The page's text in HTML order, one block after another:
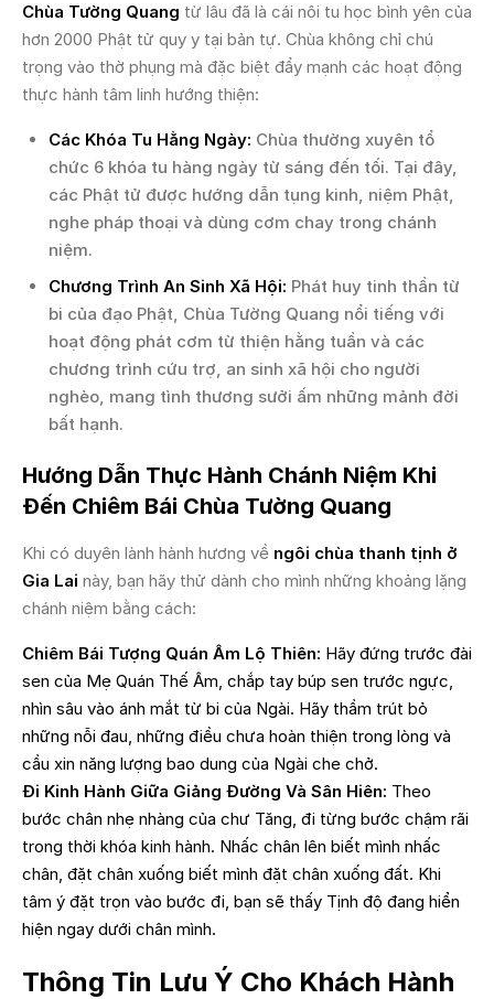
Chùa Tường Quang từ lâu đã là cái nôi tu học bình yên của
hơn 2000 Phật tử quy y tại bản tự. Chùa không chỉ chú
trọng vào thờ phụng mà đặc biệt đẩy mạnh các hoạt động
thực hành tâm linh hướng thiện:
Các Khóa Tu Hằng Ngày: Chùa thường xuyên tổ
chức 6 khóa tu hàng ngày từ sáng đến tối. Tại đây,
các Phật tử được hướng dẫn tụng kinh, niệm Phật,
nghe pháp thoại và dùng cơm chay trong chánh
niệm.
Chương Trình An Sinh Xã Hội: Phát huy tinh thần từ
bi của đạo Phật, Chùa Tường Quang nổi tiếng với
hoạt động phát cơm từ thiện hằng tuần và các
chương trình cứu trợ, an sinh xã hội cho người
nghèo, mang tình thương sưởi ấm những mảnh đời
bất hạnh.
Hướng Dẫn Thực Hành Chánh Niệm Khi
Đến Chiêm Bái Chùa Tường Quang
Khi có duyên lành hành hương về ngôi chùa thanh tịnh ở
Gia Lai này, bạn hãy thử dành cho mình những khoảng lặng
chánh niệm bằng cách:
Chiêm Bái Tượng Quán Âm Lộ Thiên: Hãy đứng trước đài
sen của Mẹ Quán Thế Âm, chắp tay búp sen trước ngực,
nhìn sâu vào ánh mắt từ bi của Ngài. Hãy thầm trút bỏ
những nỗi đau, những điều chưa hoàn thiện trong lòng và
cầu xin năng lượng bao dung của Ngài che chở.
Đi Kinh Hành Giữa Giảng Đường Và Sân Hiên: Theo
bước chân nhẹ nhàng của chư Tăng, đi từng bước chậm rãi
trong thời khóa kinh hành. Nhấc chân lên biết mình nhấc
chân, đặt chân xuống biết mình đặt chân xuống đất. Khi
tâm ý đặt trọn vào bước đi, bạn sẽ thấy Tịnh độ đang hiển
hiện ngay dưới chân mình.
Thông Tin Lưu Ý Cho Khách Hành